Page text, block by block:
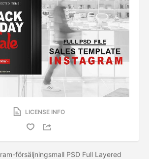
LICENSE INFO
försäljningsmall PSD Full Layered